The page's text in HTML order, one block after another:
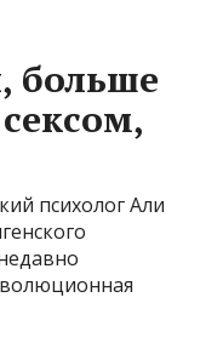
больше
психолог Али